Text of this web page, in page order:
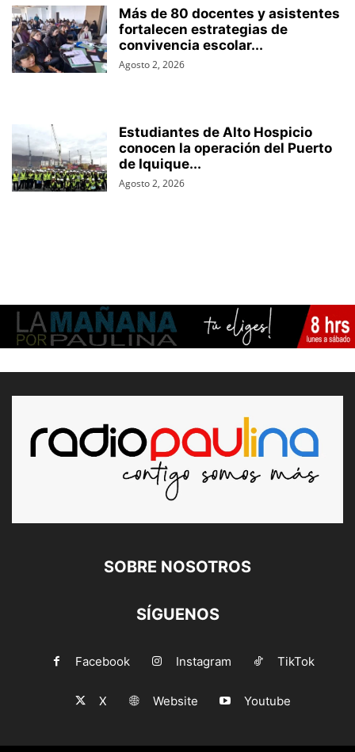
Más de 80 docentes y asistentes
fortalecen estrategias de
convivencia escolar...
Agosto 2, 2026
Estudiantes de Alto Hospicio
conocen la operación del Puerto
de Iquique...
Agosto 2, 2026
SOBRE NOSOTROS
SÍGUENOS
Facebook Instagram TikTok
X Website Youtube